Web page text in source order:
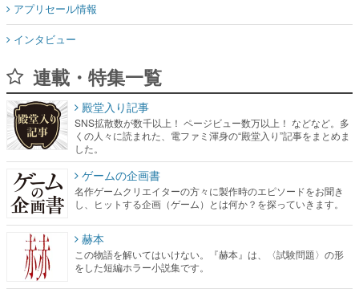
アプリセール情報
インタビュー
連載・特集一覧
殿堂入り記事
SNS拡散数が数千以上！ ページビュー数万以上！ などなど。多
くの人々に読まれた、電ファミ渾身の“殿堂入り”記事をまとめま
した。
ゲームの企画書
名作ゲームクリエイターの方々に製作時のエピソードをお聞き
し、ヒットする企画（ゲーム）とは何か？を探っていきます。
赫本
この物語を解いてはいけない。『赫本』は、〈試験問題〉の形
をした短編ホラー小説集です。